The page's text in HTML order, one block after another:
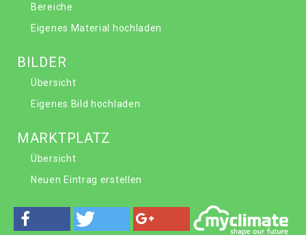
Bereiche
Eigenes Material hochladen
BILDER
Übersicht
Eigenes Bild hochladen
MARKTPLATZ
Übersicht
Neuen Eintrag erstellen